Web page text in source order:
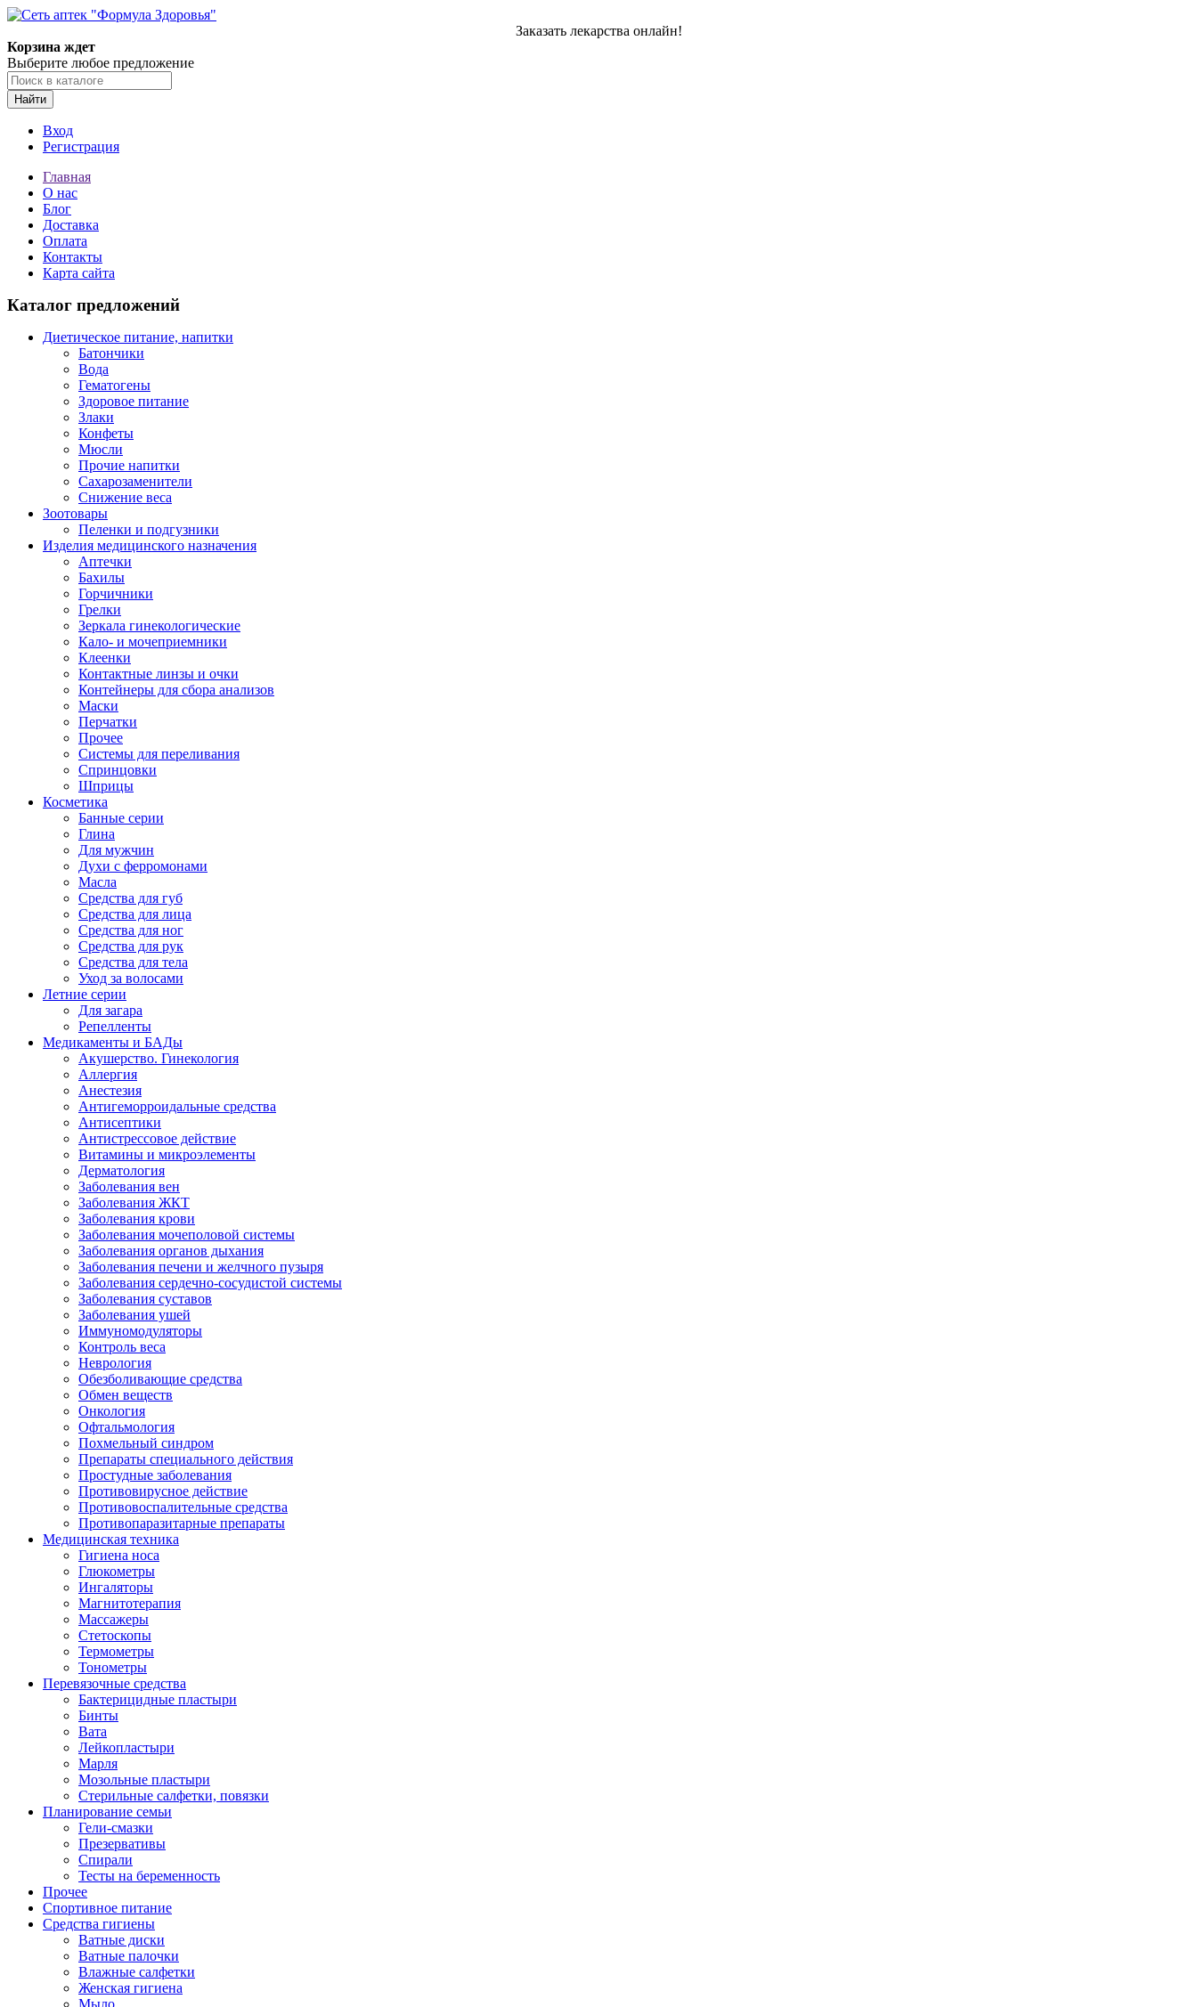
Заказать лекарства онлайн!
Корзина ждет
Выберите любое предложение
Найти
Вход
Регистрация
Главная
О нас
Блог
Доставка
Оплата
Контакты
Карта сайта
Каталог предложений
Диетическое питание, напитки
Батончики
Вода
Гематогены
Здоровое питание
Злаки
Конфеты
Мюсли
Прочие напитки
Сахарозаменители
Снижение веса
Зоотовары
Пеленки и подгузники
Изделия медицинского назначения
Аптечки
Бахилы
Горчичники
Грелки
Зеркала гинекологические
Кало- и мочеприемники
Клеенки
Контактные линзы и очки
Контейнеры для сбора анализов
Маски
Перчатки
Прочее
Системы для переливания
Спринцовки
Шприцы
Косметика
Банные серии
Глина
Для мужчин
Духи с ферромонами
Масла
Средства для губ
Средства для лица
Средства для ног
Средства для рук
Средства для тела
Уход за волосами
Летние серии
Для загара
Репелленты
Медикаменты и БАДы
Акушерство. Гинекология
Аллергия
Анестезия
Антигеморроидальные средства
Антисептики
Антистрессовое действие
Витамины и микроэлементы
Дерматология
Заболевания вен
Заболевания ЖКТ
Заболевания крови
Заболевания мочеполовой системы
Заболевания органов дыхания
Заболевания печени и желчного пузыря
Заболевания сердечно-сосудистой системы
Заболевания суставов
Заболевания ушей
Иммуномодуляторы
Контроль веса
Неврология
Обезболивающие средства
Обмен веществ
Онкология
Офтальмология
Похмельный синдром
Препараты специального действия
Простудные заболевания
Противовирусное действие
Противовоспалительные средства
Противопаразитарные препараты
Медицинская техника
Гигиена носа
Глюкометры
Ингаляторы
Магнитотерапия
Массажеры
Стетоскопы
Термометры
Тонометры
Перевязочные средства
Бактерицидные пластыри
Бинты
Вата
Лейкопластыри
Марля
Мозольные пластыри
Стерильные салфетки, повязки
Планирование семьи
Гели-смазки
Презервативы
Спирали
Тесты на беременность
Прочее
Спортивное питание
Средства гигиены
Ватные диски
Ватные палочки
Влажные салфетки
Женская гигиена
Мыло